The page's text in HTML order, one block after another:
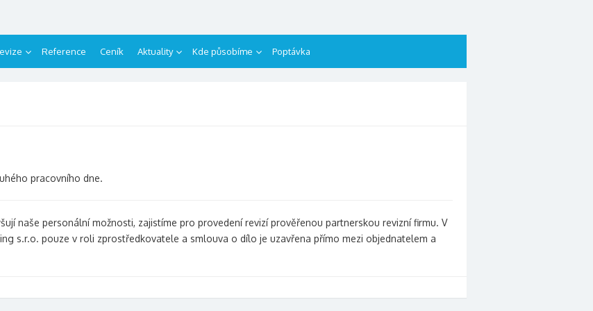
Reference Ceník Aktuality Kde působíme Poptávka
pracovního dne.
naše personální možnosti, zajistíme pro provedení revizí prověřenou partnerskou revizní firmu. V
s.r.o. pouze v roli zprostředkovatele a smlouva o dílo je uzavřena přímo mezi objednatelem a